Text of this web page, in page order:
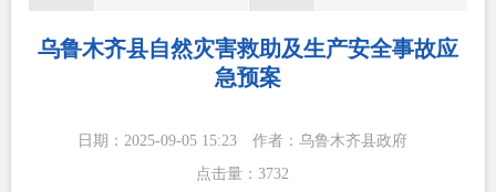
乌鲁木齐县自然灾害救助及生产安全事故应
急预案
日期：2025-09-05 15:23
作者：乌鲁木齐县政府
点击量： 3732